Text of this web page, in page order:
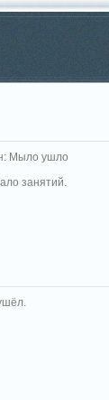
Мыло ушло
занятий.